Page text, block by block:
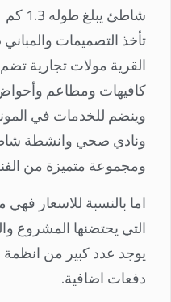
شاطئ
تأخذ التصميمات
القرية مولات تجارية
كافيهات ومطاعم
وينضم للخدمات في
ونادي صحي وانشطة
ومجموعة متميزة من
اما بالنسبة للاسعار فهي
التي يحتضنها المشروع
يوجد عدد كبير من انظمة
دفعات اضافية.